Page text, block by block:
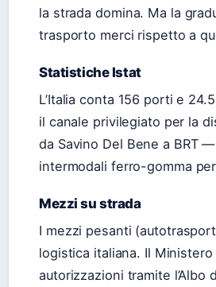
la strada domina. Ma la
trasporto merci rispetto a
Statistiche Istat
L’Italia conta 156 porti e
il canale privilegiato per la
da Savino Del Bene a BRT
intermodali ferro-gomma
Mezzi su strada
I mezzi pesanti
logistica italiana. Il
autorizzazioni tramite